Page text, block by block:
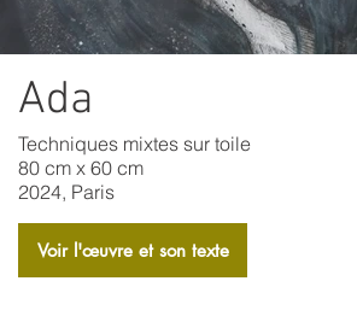
Ada
Techniques mixtes sur toile
80 cm x 60 cm
2024, Paris
Voir l'​œuvre et son texte